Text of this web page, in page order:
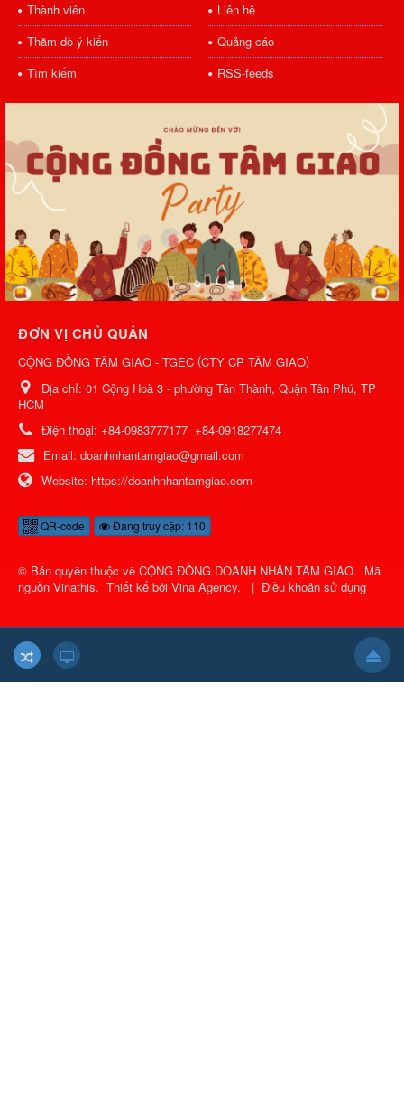
Thành viên
Liên hệ
Thăm dò ý kiến
Quảng cáo
Tìm kiếm
RSS-feeds
ĐƠN VỊ CHỦ QUẢN
CỘNG ĐỒNG TÂM GIAO - TGEC (CTY CP TÂM GIAO)
Địa chỉ: 01 Cộng Hoà 3 - phường Tân Thành, Quận Tân Phú, TP
HCM
Điện thoại: +84-0983777177 +84-0918277474
Email: doanhnhantamgiao@gmail.com
Website: https://doanhnhantamgiao.com
QR-code Đang truy cập: 110
© Bản quyền thuộc về CỘNG ĐỒNG DOANH NHÂN TÂM GIAO. Mã
nguồn Vinathis. Thiết kế bởi Vina Agency. | Điều khoản sử dụng